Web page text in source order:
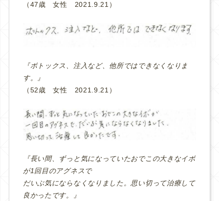
（47歳 女性 2021.9.21）
『ボトックス、注入など、他所ではできなくなりま
す。』
（52歳 女性 2021.9.21）
『長い間、ずっと気になっていたおでこの大きなイボ
が1回目のアグネスで
だいぶ気にならなくなりました。思い切って治療して
良かったです。』